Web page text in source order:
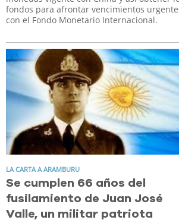
fondos para afrontar vencimientos
con el Fondo Monetario Internacional.
LA CARTA A ARAMBURU
Se cumplen 66 años del
fusilamiento de Juan José
Valle, un militar patriota